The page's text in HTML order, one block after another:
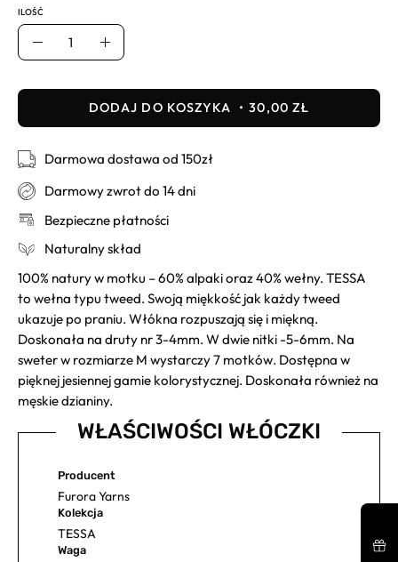
ILOŚĆ
Ilość
Dodaj
DODAJ DO KOSZYKA 30,00 ZŁ
Darmowa dostawa od 150zł
Darmowy zwrot do 14 dni
Bezpieczne płatności
Naturalny skład
100% natury w motku – 60% alpaki oraz 40% wełny. TESSA
to wełna typu tweed. Swoją miękkość jak każdy tweed
ukazuje po praniu. Włókna rozpuszają się i miękną.
Doskonała na druty nr 3-4mm. W dwie nitki -5-6mm. Na
sweter w rozmiarze M wystarczy 7 motków. Dostępna w
pięknej jesiennej gamie kolorystycznej. Doskonała również na
męskie dzianiny.
WŁAŚCIWOŚCI WŁÓCZKI
Producent
Furora Yarns
Kolekcja
TESSA
Waga